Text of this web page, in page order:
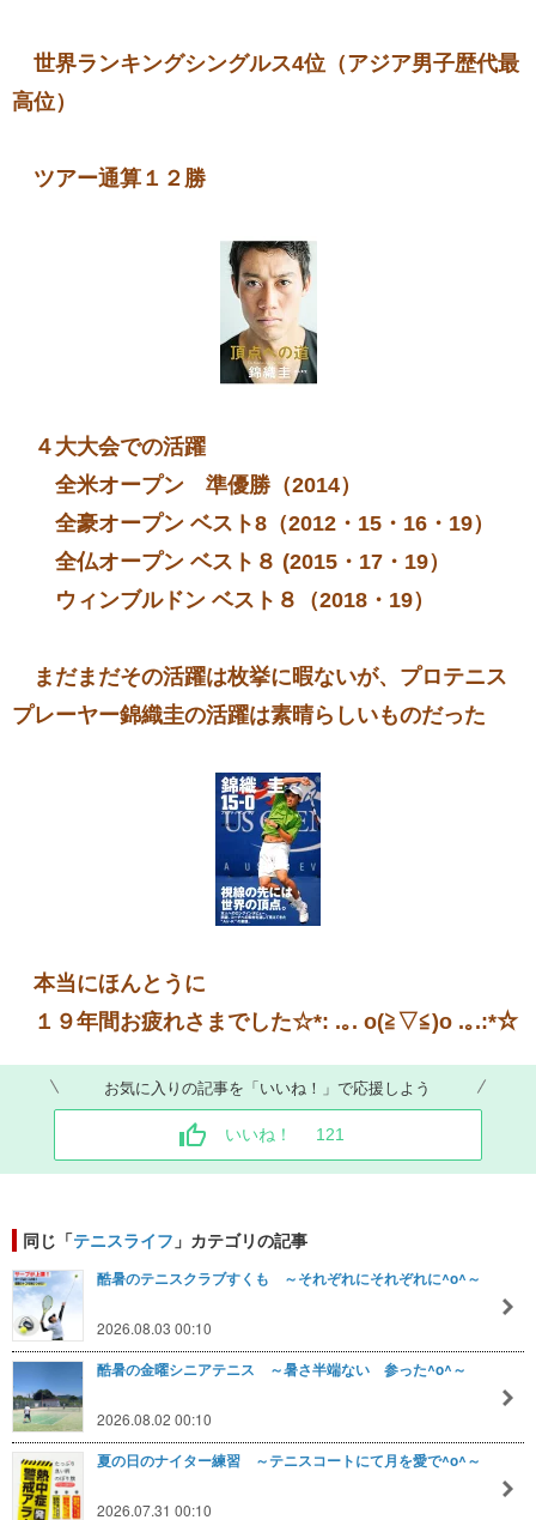
世界ランキングシングルス4位（アジア男子歴代最
高位）
ツアー通算１２勝
４大大会での活躍
全米オープン 準優勝（2014）
全豪オープン ベスト8（2012・15・16・19）
全仏オープン ベスト８ (2015・17・19）
ウィンブルドン ベスト８（2018・19）
まだまだその活躍は枚挙に暇ないが、プロテニス
プレーヤー錦織圭の活躍は素晴らしいものだった
本当にほんとうに
１９年間お疲れさまでした☆*: .｡. o(≧▽≦)o .｡.:*☆
お気に入りの記事を「いいね！」で応援しよう
いいね！ 121
同じ「テニスライフ 」カテゴリの記事
酷暑のテニスクラブすくも ～それぞれにそれぞれに^o^～
2026.08.03 00:10
酷暑の金曜シニアテニス ～暑さ半端ない 参った^o^～
2026.08.02 00:10
夏の日のナイター練習 ～テニスコートにて月を愛で^o^～
2026.07.31 00:10